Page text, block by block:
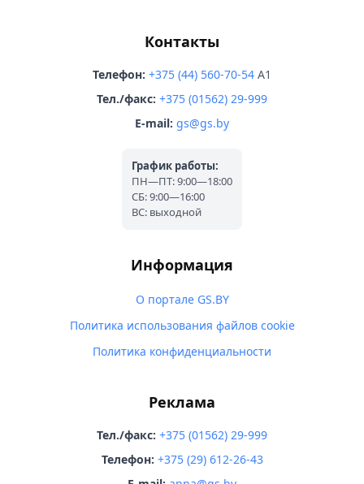
Контакты
Телефон: +375 (44) 560-70-54 A1
Тел./факс: +375 (01562) 29-999
E-mail: gs@gs.by
График работы:
ПН—ПТ: 9:00—18:00
СБ: 9:00—16:00
ВС: выходной
Информация
О портале GS.BY
Политика использования файлов cookie
Политика конфиденциальности
Реклама
Тел./факс: +375 (01562) 29-999
Телефон: +375 (29) 612-26-43